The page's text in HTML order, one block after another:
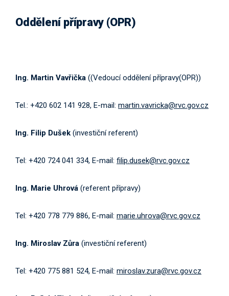
Oddělení přípravy (OPR)
Ing. Martin Vavřička ((Vedoucí oddělení přípravy(OPR))
Tel.: +420 602 141 928, E-mail: martin.vavricka@rvc.gov.cz
Ing. Filip Dušek (investiční referent)
Tel: +420 724 041 334, E-mail: filip.dusek@rvc.gov.cz
Ing. Marie Uhrová (referent přípravy)
Tel: +420 778 779 886, E-mail: marie.uhrova@rvc.gov.cz
Ing. Miroslav Zůra (investiční referent)
Tel: +420 775 881 524, E-mail: miroslav.zura@rvc.gov.cz